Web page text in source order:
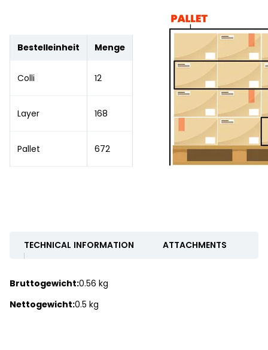
Bestelleinheit Menge
Colli 12
Layer 168
Pallet 672
TECHNICAL INFORMATION ATTACHMENTS
Bruttogewicht:0.56 kg
Nettogewicht:0.5 kg